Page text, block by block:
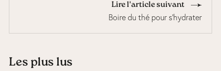
Lire l'article suivant
Boire du thé pour s'hydrater
Les plus lus